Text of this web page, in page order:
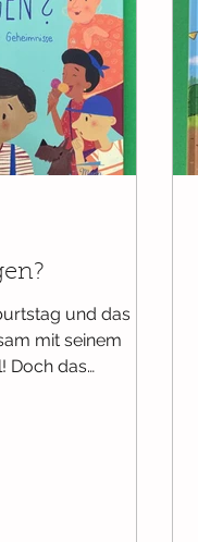
und das
mit seinem
Doch das